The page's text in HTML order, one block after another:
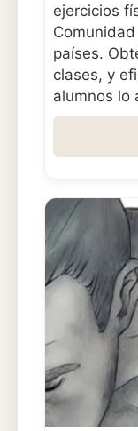
ejercicios
países.
clases, y
alumnos lo